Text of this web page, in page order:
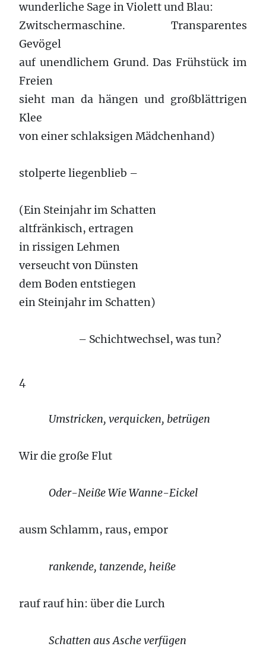
wunderliche Sage in Violett und Blau:
Zwitschermaschine. Transparentes
Gevögel
auf unendlichem Grund. Das Frühstück im
Freien
sieht man da hängen und großblättrigen
Klee
von einer schlaksigen Mädchenhand)
stolperte liegenblieb –
(Ein Steinjahr im Schatten
altfränkisch, ertragen
in rissigen Lehmen
verseucht von Dünsten
dem Boden entstiegen
ein Steinjahr im Schatten)
– Schichtwechsel, was tun?
4
Umstricken, verquicken, betrügen
Wir die große Flut
Oder-Neiße Wie Wanne-Eickel
ausm Schlamm, raus, empor
rankende, tanzende, heiße
rauf rauf hin: über die Lurch
Schatten aus Asche verfügen